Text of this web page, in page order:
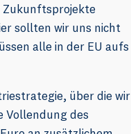
Zukunftsprojekte
sollten wir uns nicht
alle in der EU aufs
über die wir
Vollendung des